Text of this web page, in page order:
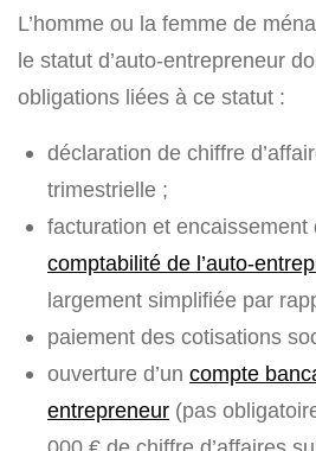
L’homme ou la femme de
le statut d’auto-entrepreneur
obligations liées à ce statut :
déclaration de chiffre
trimestrielle ;
facturation et encaissement
comptabilité de l’auto-
largement simplifiée par
paiement des cotisations
ouverture d’un compte
entrepreneur (pas